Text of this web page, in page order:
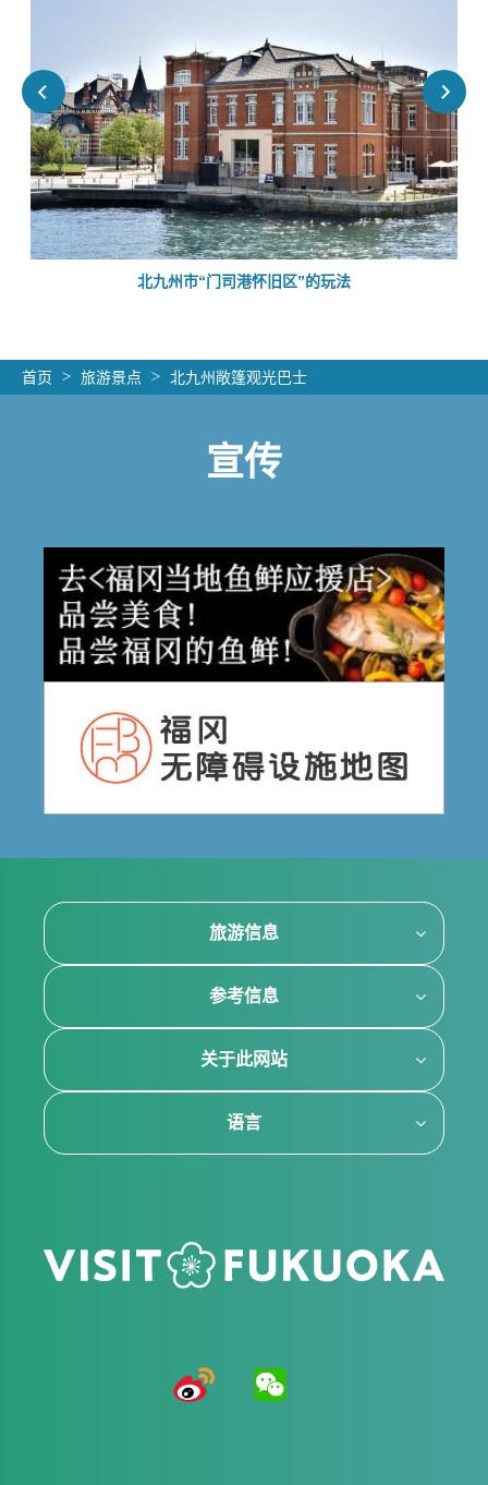
北九州市“门司港怀旧区”的玩法
首页 旅游景点 北九州敞篷观光巴士
宣传
旅游信息
参考信息
关于此网站
语言